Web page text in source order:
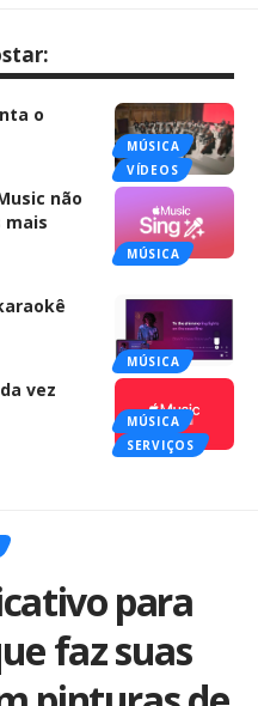
MÚSICA
VÍDEOS
o
MÚSICA
não
mais
MÚSICA
MÚSICA
SERVIÇOS
vez
para
faz suas